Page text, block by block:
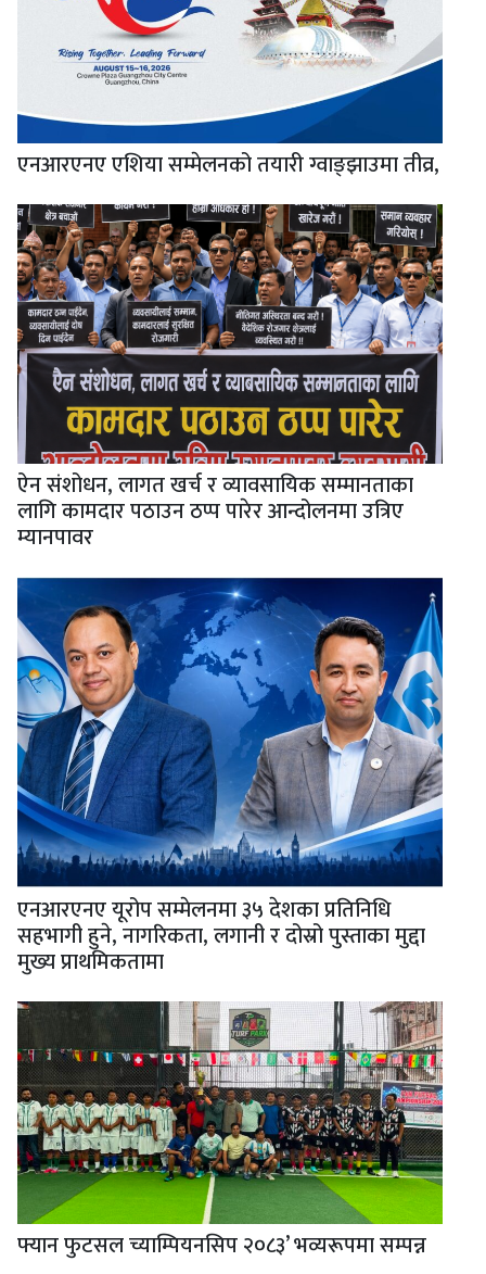
एनआरएनए एशिया सम्मेलनको तयारी ग्वाङ्झाउमा तीव्र,
ऐन संशोधन, लागत खर्च र व्यावसायिक सम्मानताका
लागि कामदार पठाउन ठप्प पारेर आन्दोलनमा उत्रिए
म्यानपावर
एनआरएनए यूरोप सम्मेलनमा ३५ देशका प्रतिनिधि
सहभागी हुने, नागरिकता, लगानी र दोस्रो पुस्ताका मुद्दा
मुख्य प्राथमिकतामा
फ्यान फुटसल च्याम्पियनसिप २०८३’ भव्यरूपमा सम्पन्न